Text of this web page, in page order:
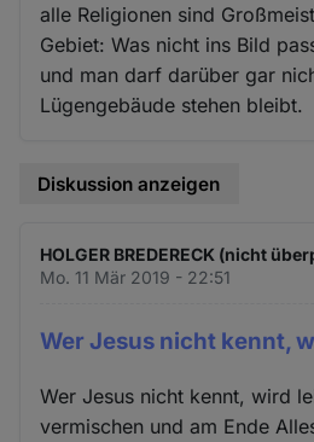
alle Religionen sind
Gebiet: Was nicht ins Bild
und man darf darüber gar
Lügengebäude stehen bleibt.
Diskussion anzeigen
HOLGER BREDERECK (nicht
Mo. 11 Mär 2019 - 22:51
Wer Jesus nicht kennt,
Wer Jesus nicht kennt, wird
vermischen und am Ende